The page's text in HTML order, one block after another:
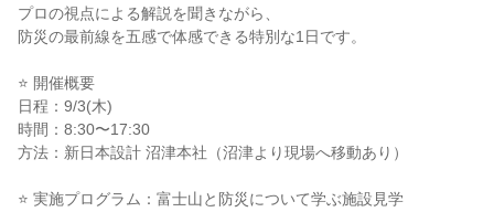
プロの視点による解説を聞きながら、
防災の最前線を五感で体感できる特別な1日です。
⭐ 開催概要
日程：9/3(木)
時間：8:30〜17:30
方法：新日本設計 沼津本社（沼津より現場へ移動あり）
⭐ 実施プログラム：富士山と防災について学ぶ施設見学